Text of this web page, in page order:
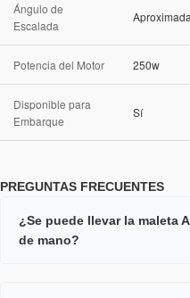
Ángulo de
Escalada
Potencia del Motor 250w
Disponible para
Embarque
Sí
PREGUNTAS FRECUENTES
¿Se puede llevar la maleta
de mano?